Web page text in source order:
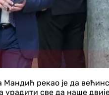
рекао је да
све да наше